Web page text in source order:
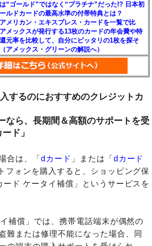
“ゴールド”ではなく“プラチナ”だった!? 日本初
ルドカードの最高水準の付帯特典とは？
アメリカン・エキスプレス・カードを一覧で比
メックスが発行する13枚のカードの年会費や特
元率を比較して、自分にピッタリの1枚を探そ
アメックス・グリーンの解説へ）
するのにおすすめのクレジットカ
なら、長期間＆高額のサポートを受
ド」
合は、「 dカード 」または「 dカード
フォンを購入すると、ショッピング保
ード ケータイ補償」というサービスを
補償」では、携帯電話端末が偶然の
難または修理不能になった場合、同